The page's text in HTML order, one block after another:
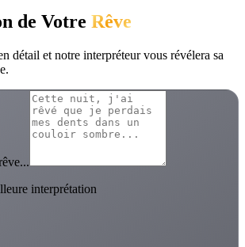
de Votre Rêve
détail et notre interpréteur vous révélera sa
interprétation